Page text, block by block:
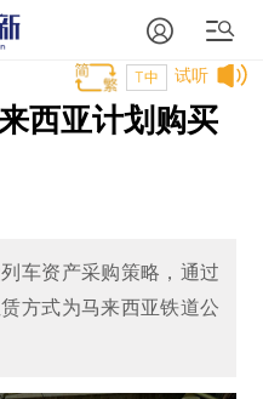
试听
T中
西亚计划购买
车资产采购策略，通过
方式为马来西亚铁道公